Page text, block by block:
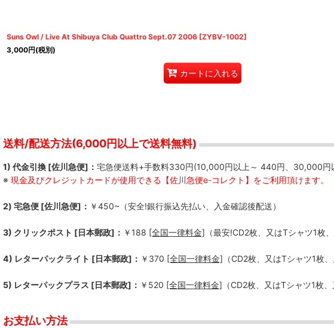
Suns Owl / Live At Shibuya Club Quattro Sept.07 2006 [ZYBV-1002]
3,000円(税別)
カートに入れる
送料/配送方法(6,000円以上で送料無料)
1) 代金引換 [佐川急便]： 宅急便送料+手数料330円(10,000円以上～ 440円、30,000
※ 現金及びクレジットカードが使用できる【佐川急便e-コレクト】をご利用頂けます。
2) 宅急便 [佐川急便]： ￥450~（安全!銀行振込先払い、入金確認後配送）
3) クリックポスト [日本郵政]： ￥188 [全国一律料金] （最安!CD2枚、又はTシャツ1枚
4) レターパックライト [日本郵政]： ￥370 [全国一律料金] （CD2枚、又はTシャツ1枚
5) レターパックプラス [日本郵政]： ￥520 [全国一律料金] （CD2枚、又はTシャツ1枚
お支払い方法